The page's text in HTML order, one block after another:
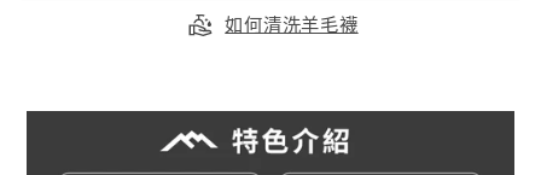
如何清洗羊毛襪